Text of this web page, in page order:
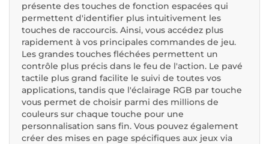
présente des touches de fonction espacées qui
permettent d'identifier plus intuitivement les
touches de raccourcis. Ainsi, vous accédez plus
rapidement à vos principales commandes de jeu.
Les grandes touches fléchées permettent un
contrôle plus précis dans le feu de l'action. Le pavé
tactile plus grand facilite le suivi de toutes vos
applications, tandis que l'éclairage RGB par touche
vous permet de choisir parmi des millions de
couleurs sur chaque touche pour une
personnalisation sans fin. Vous pouvez également
créer des mises en page spécifiques aux jeux via